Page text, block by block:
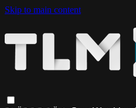
Skip to main content